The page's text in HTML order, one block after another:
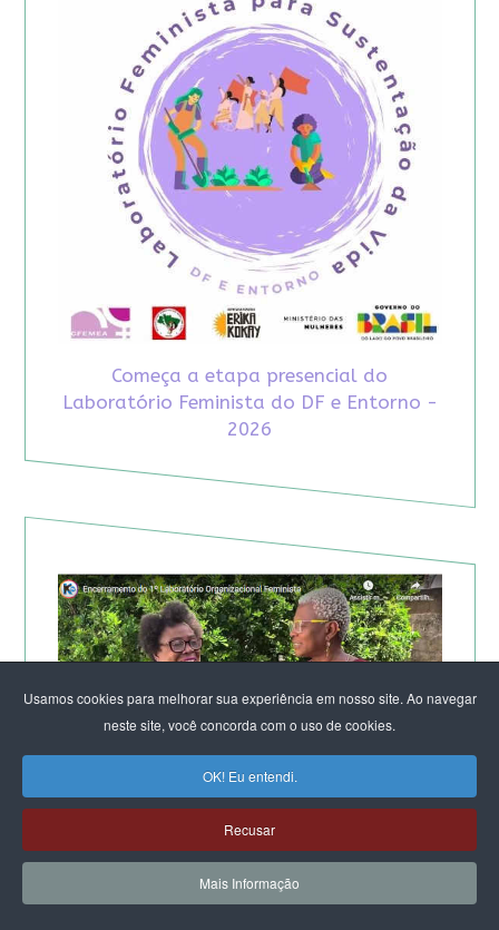
Usamos cookies para melhorar sua experiência em nosso site. Ao navegar
neste site, você concorda com o uso de cookies.
OK! Eu entendi.
Recusar
Mais Informação
Começa a etapa presencial do
Laboratório Feminista do DF e Entorno -
2026
TV KIRIMURÊ NO ENCERRAMENTO DO LABORATÓRIO
DE SALVADOR